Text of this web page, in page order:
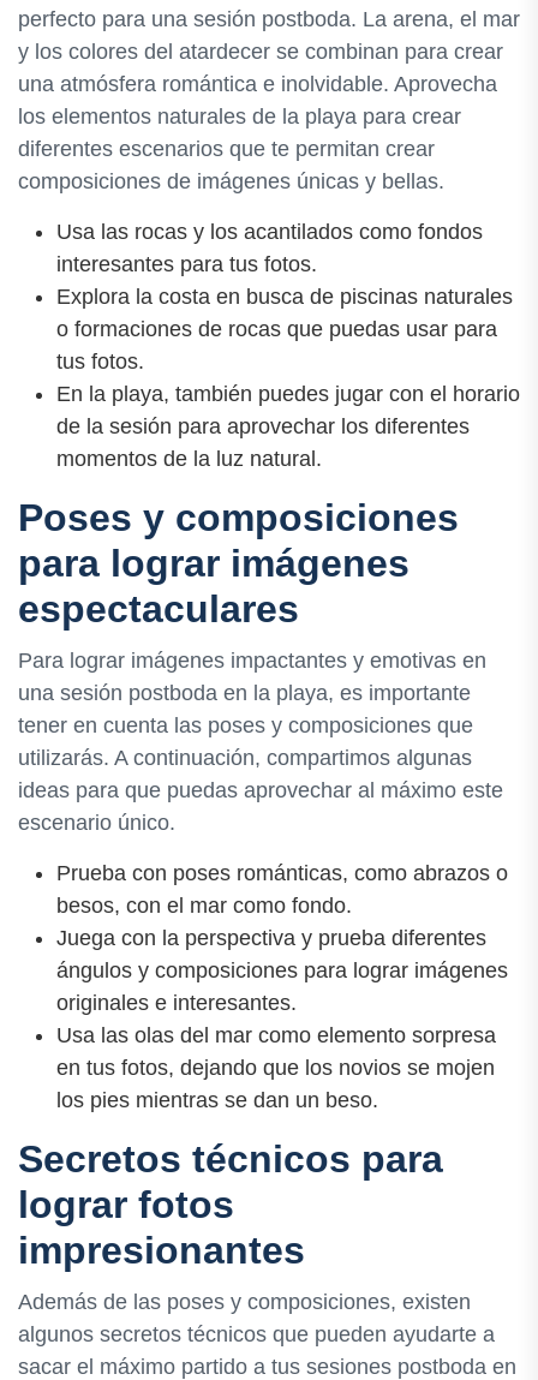
perfecto para una sesión postboda. La arena, el mar
y los colores del atardecer se combinan para crear
una atmósfera romántica e inolvidable. Aprovecha
los elementos naturales de la playa para crear
diferentes escenarios que te permitan crear
composiciones de imágenes únicas y bellas.
Usa las rocas y los acantilados como fondos
interesantes para tus fotos.
Explora la costa en busca de piscinas naturales
o formaciones de rocas que puedas usar para
tus fotos.
En la playa, también puedes jugar con el horario
de la sesión para aprovechar los diferentes
momentos de la luz natural.
Poses y composiciones
para lograr imágenes
espectaculares
Para lograr imágenes impactantes y emotivas en
una sesión postboda en la playa, es importante
tener en cuenta las poses y composiciones que
utilizarás. A continuación, compartimos algunas
ideas para que puedas aprovechar al máximo este
escenario único.
Prueba con poses románticas, como abrazos o
besos, con el mar como fondo.
Juega con la perspectiva y prueba diferentes
ángulos y composiciones para lograr imágenes
originales e interesantes.
Usa las olas del mar como elemento sorpresa
en tus fotos, dejando que los novios se mojen
los pies mientras se dan un beso.
Secretos técnicos para
lograr fotos
impresionantes
Además de las poses y composiciones, existen
algunos secretos técnicos que pueden ayudarte a
sacar el máximo partido a tus sesiones postboda en